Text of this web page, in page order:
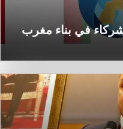
شركاء في بناء مغرب